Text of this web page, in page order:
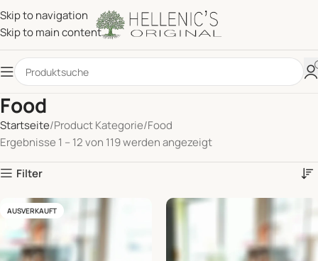
Skip to navigation
Skip to main content
Food
Startseite Product Kategorie Food
Ergebnisse 1 – 12 von 119 werden angezeigt
Filter
AUSVERKAUFT